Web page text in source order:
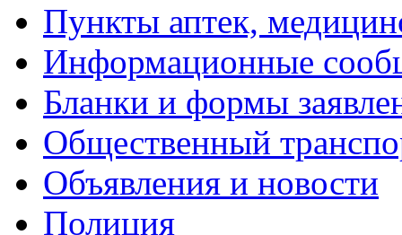
Пункты аптек,
Информационные
Бланки и формы
Общественный
Объявления и новости
Полиция